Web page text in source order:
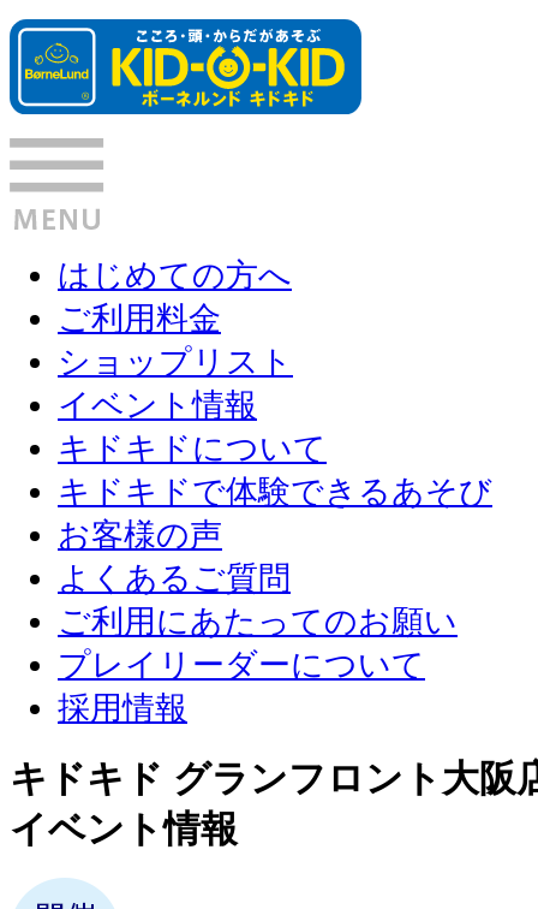
はじめての方へ
ご利用料金
ショップリスト
イベント情報
キドキドについて
キドキドで体験できるあそび
お客様の声
よくあるご質問
ご利用にあたってのお願い
プレイリーダーについて
採用情報
キドキド グランフロント大阪
イベント情報